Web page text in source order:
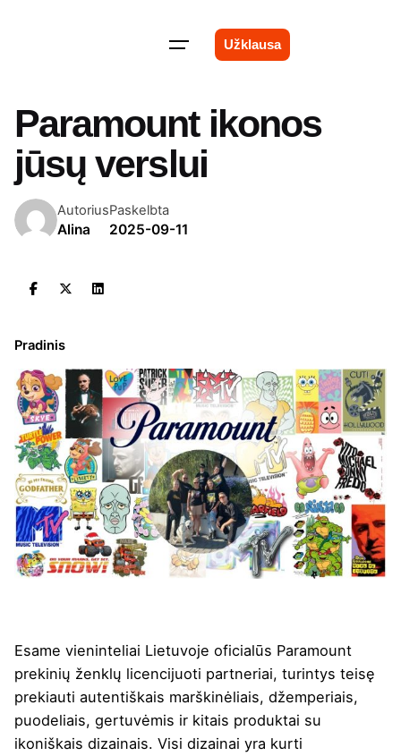
Užklausa
Paramount ikonos
jūsų verslui
Autorius
Alina
Paskelbta
2025-09-11
Pradinis
Esame vieninteliai Lietuvoje oficialūs Paramount
prekinių ženklų licencijuoti partneriai, turintys teisę
prekiauti autentiškais marškinėliais, džemperiais,
puodeliais, gertuvėmis ir kitais produktai su
ikoniškais dizainais. Visi dizainai yra kurti